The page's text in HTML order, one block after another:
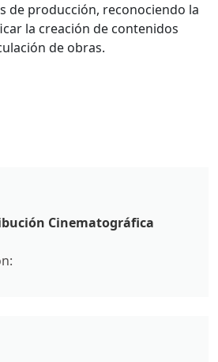
de producción, reconociendo la
la creación de contenidos
de obras.
Cinematográfica